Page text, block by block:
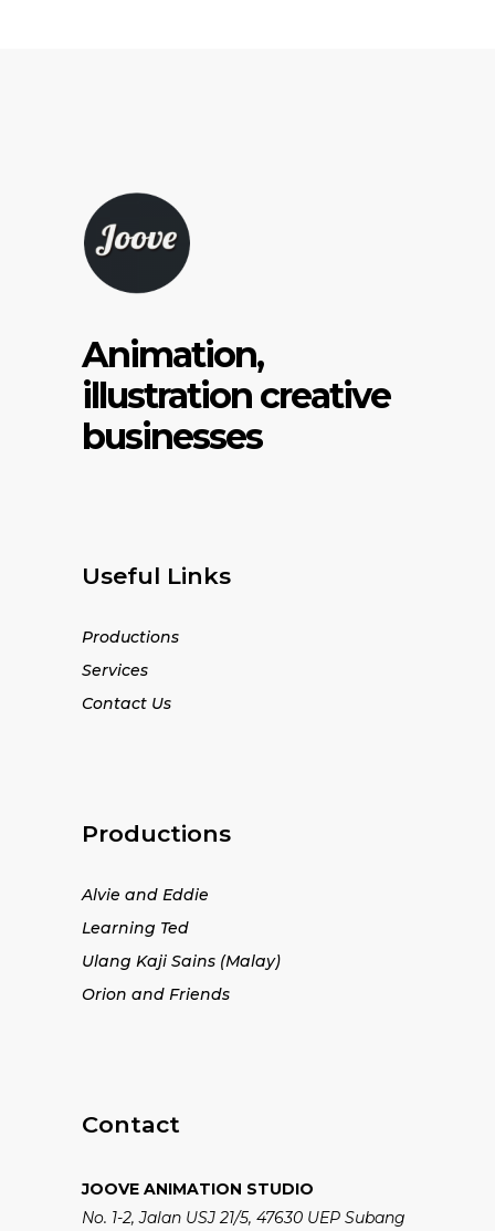
Animation,
illustration creative
businesses
Useful Links
Productions
Services
Contact Us
Productions
Alvie and Eddie
Learning Ted
Ulang Kaji Sains (Malay)
Orion and Friends
Contact
JOOVE ANIMATION STUDIO
No. 1-2, Jalan USJ 21/5, 47630 UEP Subang